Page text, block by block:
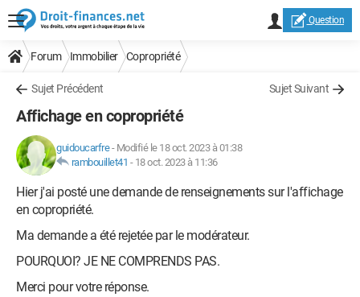
Question
Forum Immobilier Copropriété
Sujet Précédent Sujet Suivant
Affichage en copropriété
guidoucarfre- Modifié le 18 oct. 2023 à 01:38
rambouillet41 - 18 oct. 2023 à 11:36
Hier j'ai posté une demande de renseignements sur l'affichage
en copropriété.
Ma demande a été rejetée par le modérateur.
POURQUOI? JE NE COMPRENDS PAS.
Merci pour votre réponse.